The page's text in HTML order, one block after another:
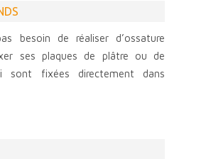
besoin de réaliser d’ossature
ses plaques de plâtre ou de
sont fixées directement dans